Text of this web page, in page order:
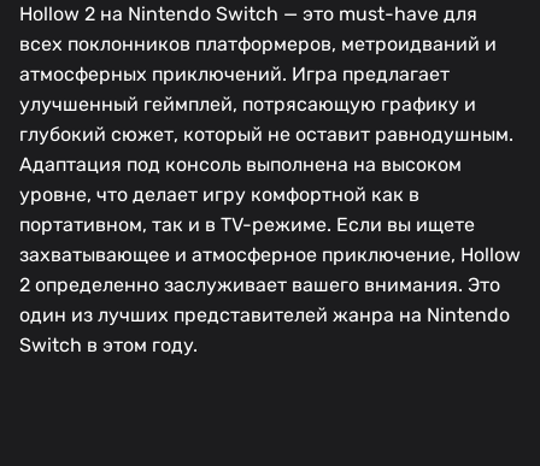
Hollow 2 на Nintendo Switch — это must-have для
всех поклонников платформеров, метроидваний и
атмосферных приключений. Игра предлагает
улучшенный геймплей, потрясающую графику и
глубокий сюжет, который не оставит равнодушным.
Адаптация под консоль выполнена на высоком
уровне, что делает игру комфортной как в
портативном, так и в TV-режиме. Если вы ищете
захватывающее и атмосферное приключение, Hollow
2 определенно заслуживает вашего внимания. Это
один из лучших представителей жанра на Nintendo
Switch в этом году.